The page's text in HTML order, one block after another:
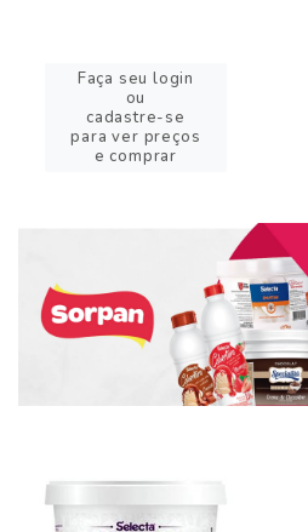
Faça seu login
ou
cadastre-se
para ver preços
e comprar